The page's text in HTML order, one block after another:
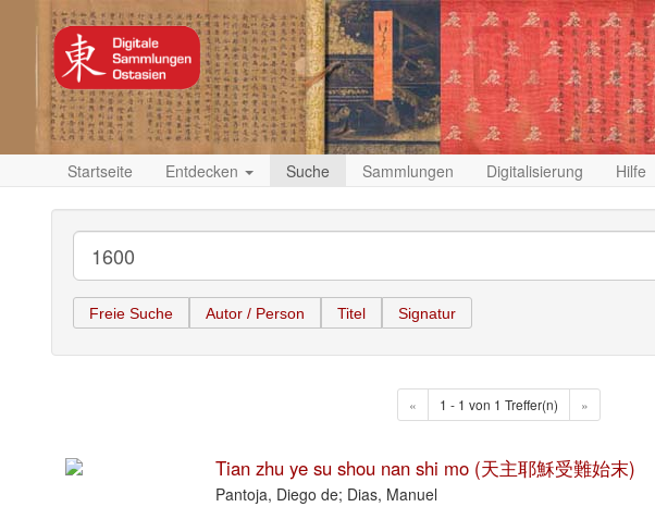
Startseite Entdecken Suche Sammlungen Digitalisierung Hilfe
Freie Suche Autor / Person Titel Signatur
« 1 - 1 von 1 Treffer(n) »
Tian zhu ye su shou nan shi mo (天主耶穌受難始末)
Pantoja, Diego de; Dias, Manuel